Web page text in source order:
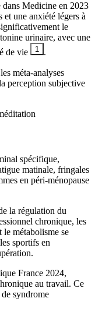
Medicine en 2023
et une anxiété légers à
le
urinaire, avec une
de vie
1 .
méta-analyses
perception subjective
spécifique,
matinale, fringales
en péri-ménopause
la régulation du
chronique, les
le métabolisme se
sportifs en
France 2024,
au travail. Ce
syndrome